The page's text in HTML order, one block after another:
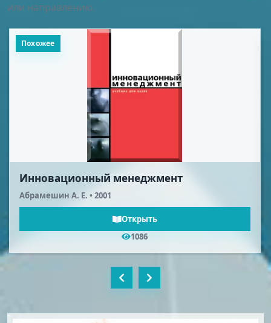
или направлению.
Похожее
Основы финансового менеджмента
Бланк И. А. • 1999
Открыть
681